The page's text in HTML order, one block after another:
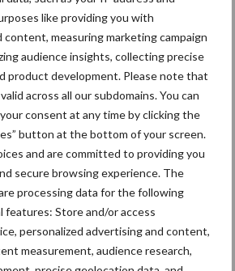
like providing you with
content, measuring marketing campaign
audience insights, collecting precise
product development. Please note that
across all our subdomains. You can
consent at any time by clicking the
button at the bottom of your screen.
and are committed to providing you
secure browsing experience. The
processing data for the following
features: Store and/or access
personalized advertising and content,
measurement, audience research,
de Week van de Korte Keten. Ook
die niet deelnemen aan de
deze themaweek extra in de kijker.
over ondernemen
bieden
voor circulariteit op
bedrijf